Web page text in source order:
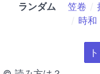
ランダム 笠卷
時和